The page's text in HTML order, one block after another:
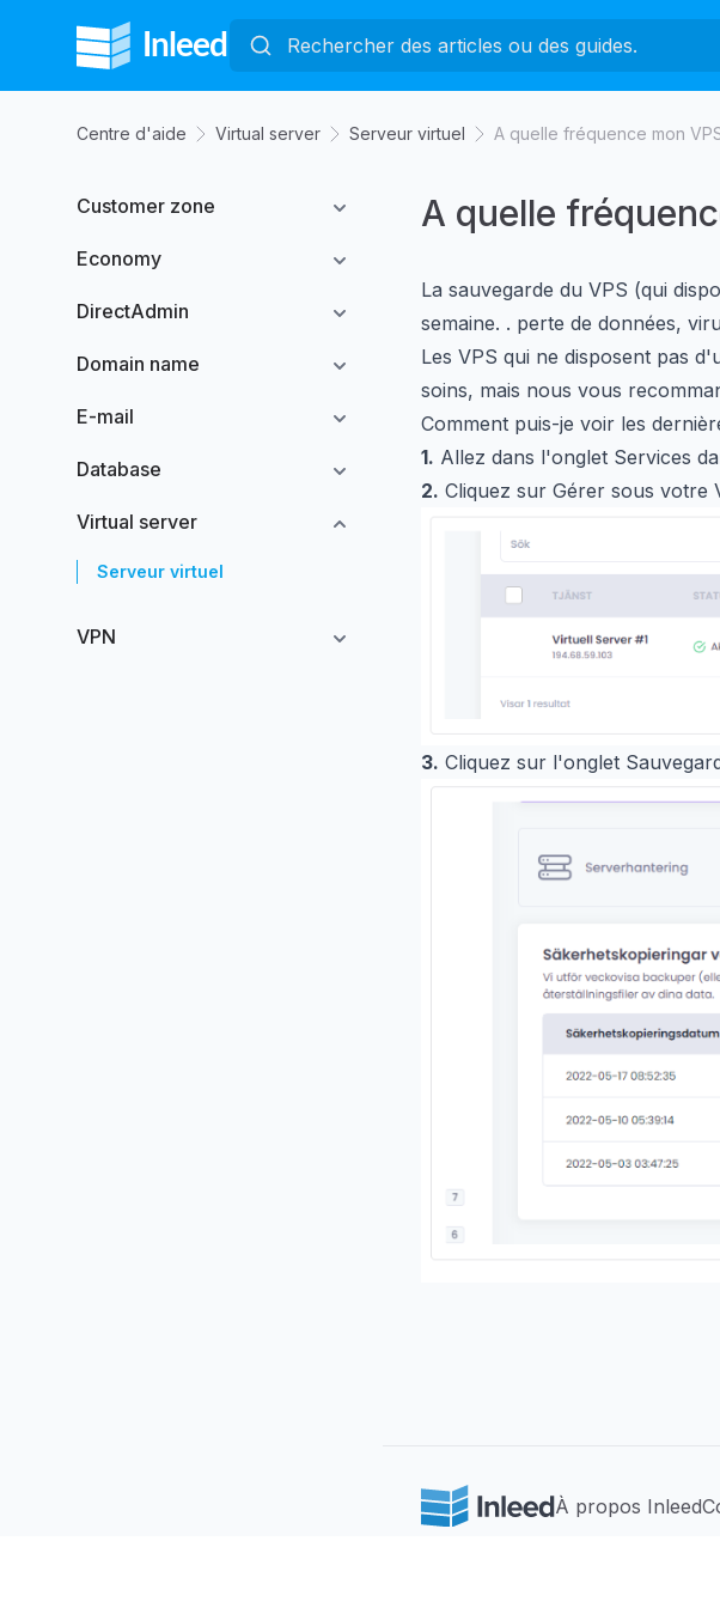
Centre d'aide Virtual server Serveur virtuel A quelle fréquence mon
Customer zone
Economy
DirectAdmin
Domain name
E-mail
Database
Virtual server
Serveur virtuel
VPN
A quelle
La sauvegarde du VPS (qui
semaine. . perte de données,
Les VPS qui ne disposent pas
soins, mais nous vous
Comment puis-je voir les
1. Allez dans l'onglet Services
2. Cliquez sur Gérer sous votre
3. Cliquez sur l'onglet
À propos Inleed